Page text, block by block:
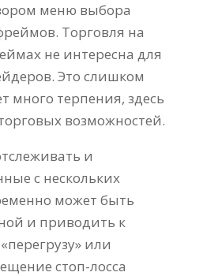
меню выбора
Торговля на
не интересна для
Это слишком
много терпения, здесь
возможностей.
и
с нескольких
может быть
и приводить к
или
стоп-лосса